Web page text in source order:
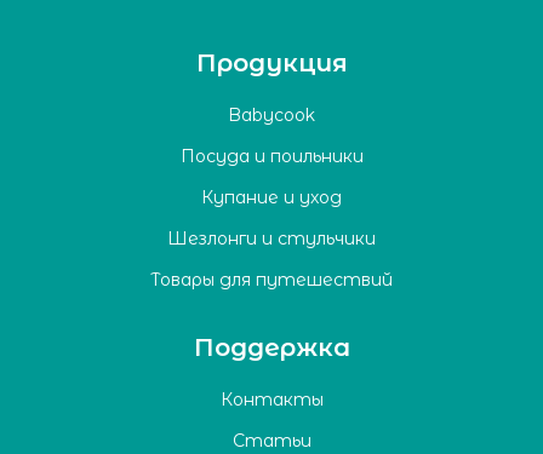
Продукция
Babycook
Посуда и поильники
Купание и уход
Шезлонги и стульчики
Товары для путешествий
Поддержка
Контакты
Статьи